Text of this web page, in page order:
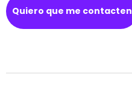
Quiero que me contacten